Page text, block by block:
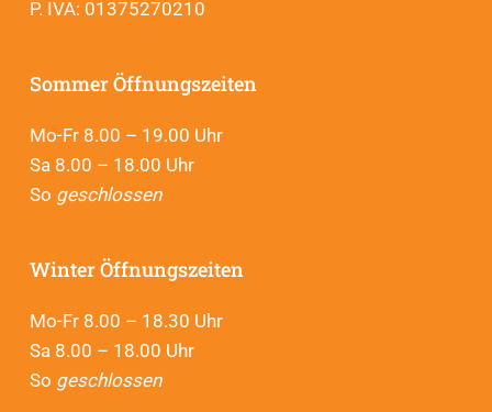
P. IVA: 01375270210
Sommer Öffnungszeiten
Mo-Fr 8.00 – 19.00 Uhr
Sa 8.00 – 18.00 Uhr
So geschlossen
Winter Öffnungszeiten
Mo-Fr 8.00 – 18.30 Uhr
Sa 8.00 – 18.00 Uhr
So geschlossen